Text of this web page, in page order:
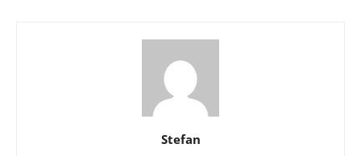
Stefan